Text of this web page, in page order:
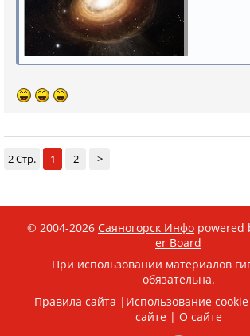
2 Стр. 1 2 >
© 2004-2026 Саяногорск Инфо powered
er Board
При использовании материалов
обязательна.
Правила сайта | Использование cookie
сайте| О сайте